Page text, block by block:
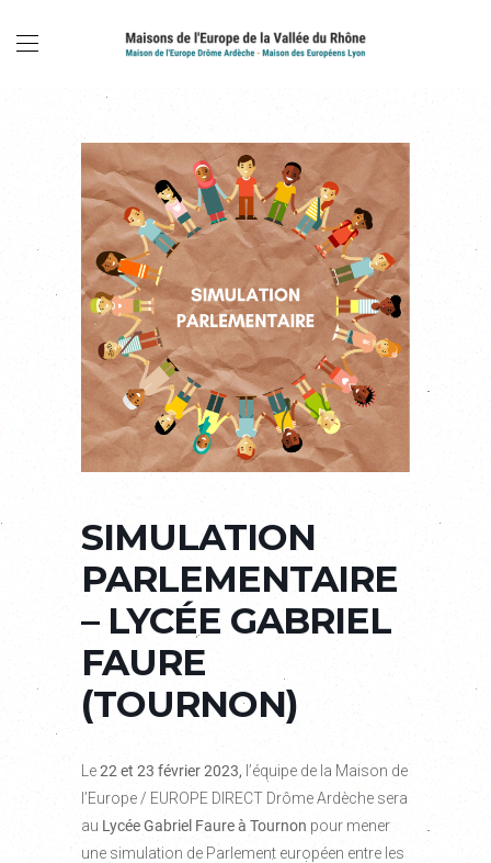
SIMULATION
PARLEMENTAIRE
– LYCÉE GABRIEL
FAURE
(TOURNON)
Le22 et 23 février 2023, l’équipe de la Maison de
l’Europe / EUROPE DIRECT Drôme Ardèche sera
au Lycée Gabriel Faure à Tournon pour mener
une simulation de Parlement européen entre les